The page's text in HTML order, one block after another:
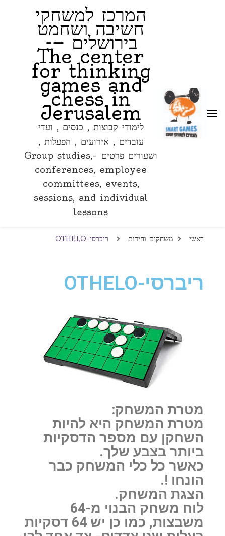
המרכז למשחקי
חשיבה ושחמט
בירושלים —-
The center
for thinking
games and
chess in
Jerusalem
לימודי קבוצות , כנסים , ועדי
עובדים , אירועים , הפעלות ,
ושעורים פרטים –Group studies,
conferences, employee
committees, events,
sessions, and individual
lessons
ראשי משחקים וחידות ריברסי-OTHELO
ריברסי-OTHELO
מטרת המשחק:
מטרת המשחק היא להיות
השחקן עם מספר הדסקיות
ביותר בצבע שלך.
כאשר כל כלי המשחק כבר
הונחו !.
הצגת המשחק.
לוח משחק הבנוי מ-64
משבצות, כמו כן יש 64 דסקיות